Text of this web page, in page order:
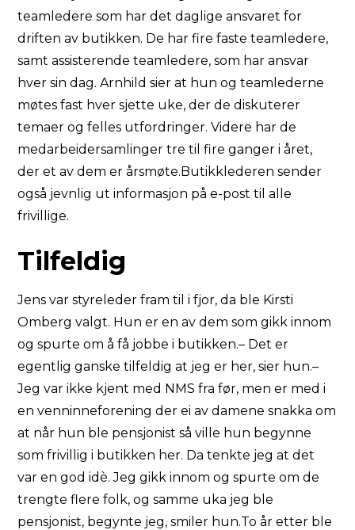
teamledere som har det daglige ansvaret for
driften av butikken. De har fire faste teamledere,
samt assisterende teamledere, som har ansvar
hver sin dag. Arnhild sier at hun og teamlederne
møtes fast hver sjette uke, der de diskuterer
temaer og felles utfordringer. Videre har de
medarbeidersamlinger tre til fire ganger i året,
der et av dem er årsmøte.Butikklederen sender
også jevnlig ut informasjon på e-post til alle
frivillige.
Tilfeldig
Jens var styreleder fram til i fjor, da ble Kirsti
Omberg valgt. Hun er en av dem som gikk innom
og spurte om å få jobbe i butikken.– Det er
egentlig ganske tilfeldig at jeg er her, sier hun.–
Jeg var ikke kjent med NMS fra før, men er med i
en venninneforening der ei av damene snakka om
at når hun ble pensjonist så ville hun begynne
som frivillig i butikken her. Da tenkte jeg at det
var en god idè. Jeg gikk innom og spurte om de
trengte flere folk, og samme uka jeg ble
pensjonist, begynte jeg, smiler hun.To år etter ble